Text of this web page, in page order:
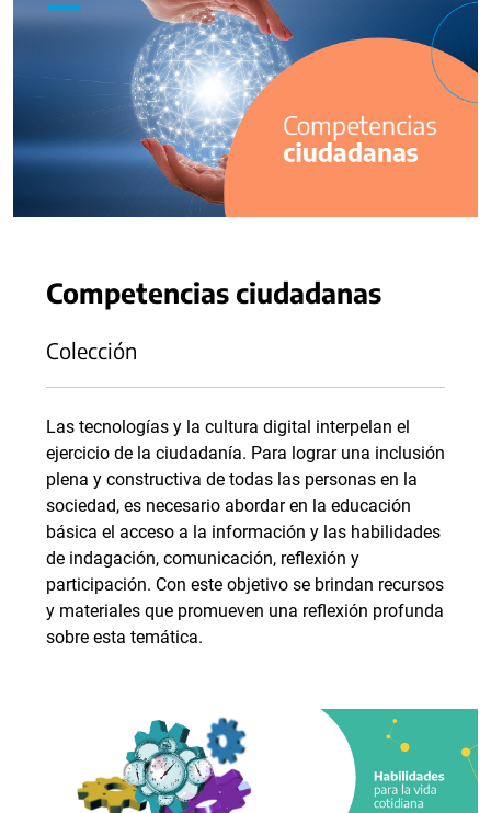
Competencias ciudadanas
Colección
Las tecnologías y la cultura digital interpelan el
ejercicio de la ciudadanía. Para lograr una inclusión
plena y constructiva de todas las personas en la
sociedad, es necesario abordar en la educación
básica el acceso a la información y las habilidades
de indagación, comunicación, reflexión y
participación. Con este objetivo se brindan recursos
y materiales que promueven una reflexión profunda
sobre esta temática.